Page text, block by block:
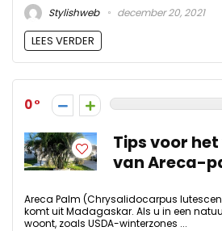
Stylishweb
december 20, 2021
LEES VERDER
0
Tips voor
van Areca-
Areca Palm (Chrysalidocarpus
komt uit Madagaskar. Als u in een
woont, zoals USDA-winterzones ...